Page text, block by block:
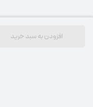
افزودن به سبد خرید